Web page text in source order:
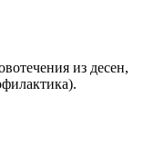
из десен,